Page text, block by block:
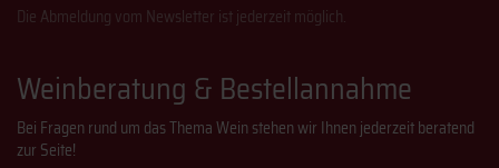
Die Abmeldung vom Newsletter ist jederzeit möglich.
Weinberatung & Bestellannahme
Bei Fragen rund um das Thema Wein stehen wir Ihnen jederzeit beratend
zur Seite!